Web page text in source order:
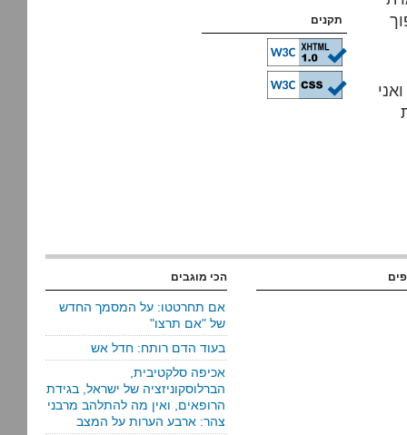
תקנים
הכי מוגבים
אם תחרטטו: על המסמך החדש
של "אם תרצו"
בעוד הדם רותח: חדל אש
אכיפה סלקטיבית,
הברלוסקוניזציה של ישראל, בגידת
הרופאים, ואין מה להתלהב מרבני
צהר: ארבע הערות על המצב